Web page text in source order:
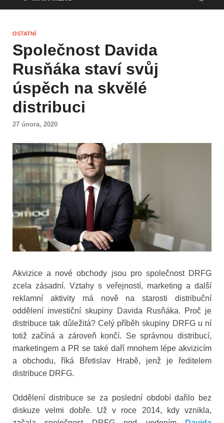
OSTATNÍ
Společnost Davida
Rusňáka staví svůj
úspěch na skvělé
distribuci
27 února, 2020
Akvizice a nové obchody jsou pro společnost DRFG
zcela zásadní. Vztahy s veřejností, marketing a další
reklamní aktivity má nově na starosti distribuční
oddělení investiční skupiny Davida Rusňáka. Proč je
distribuce tak důležitá? Celý příběh skupiny DRFG u ní
totiž začíná a zároveň končí. Se správnou distribucí,
marketingem a PR se také daří mnohem lépe akvizicím
a obchodu, říká Břetislav Hrabě, jenž je ředitelem
distribuce DRFG.
Oddělení distribuce se za poslední období dařilo bez
diskuze velmi dobře. Už v roce 2014, kdy vznikla,